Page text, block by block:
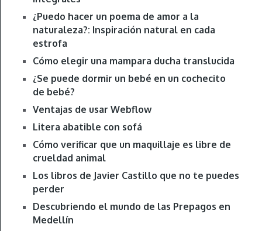
¿Puedo hacer un poema de amor a la
naturaleza?: Inspiración natural en cada
estrofa
Cómo elegir una mampara ducha translucida
¿Se puede dormir un bebé en un cochecito
de bebé?
Ventajas de usar Webflow
Litera abatible con sofá
Cómo verificar que un maquillaje es libre de
crueldad animal
Los libros de Javier Castillo que no te puedes
perder
Descubriendo el mundo de las Prepagos en
Medellín